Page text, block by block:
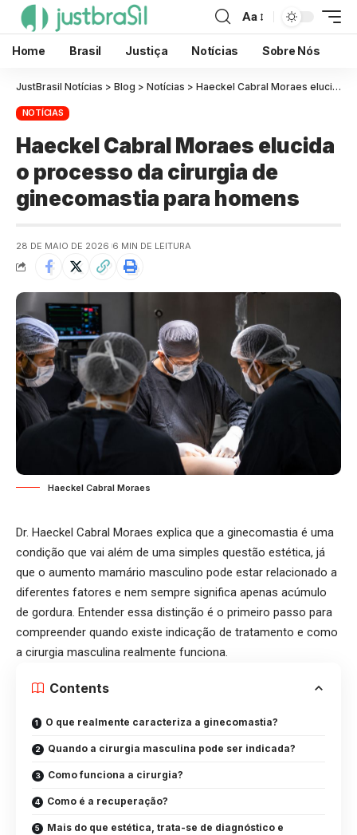
Aa
Home Brasil Justiça Notícias Sobre Nós
JustBrasil Notícias > Blog > Notícias > Haeckel Cabral Moraes elucida o processo da cirurgia de ginecomastia para homens
NOTÍCIAS
Haeckel Cabral Moraes elucida
o processo da cirurgia de
ginecomastia para homens
28 DE MAIO DE 2026 6 MIN DE LEITURA
Haeckel Cabral Moraes
Dr. Haeckel Cabral Moraes explica que a ginecomastia é uma
condição que vai além de uma simples questão estética, já
que o aumento mamário masculino pode estar relacionado a
diferentes fatores e nem sempre significa apenas acúmulo
de gordura. Entender essa distinção é o primeiro passo para
compreender quando existe indicação de tratamento e como
a cirurgia masculina realmente funciona.
Contents
O que realmente caracteriza a ginecomastia?
Quando a cirurgia masculina pode ser indicada?
Como funciona a cirurgia?
Como é a recuperação?
Mais do que estética, trata-se de diagnóstico e